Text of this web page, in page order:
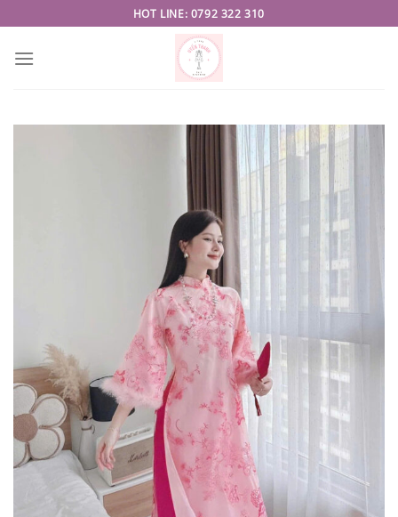
to
content
HOT LINE: 0792 322 310